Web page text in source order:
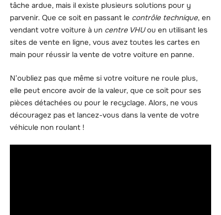
tâche ardue, mais il existe plusieurs solutions pour y
parvenir. Que ce soit en passant le contrôle technique, en
vendant votre voiture à un centre VHUou en utilisant les
sites de vente en ligne, vous avez toutes les cartes en
main pour réussir la vente de votre voiture en panne.
N’oubliez pas que même si votre voiture ne roule plus,
elle peut encore avoir de la valeur, que ce soit pour ses
pièces détachées ou pour le recyclage. Alors, ne vous
découragez pas et lancez-vous dans la vente de votre
véhicule non roulant !